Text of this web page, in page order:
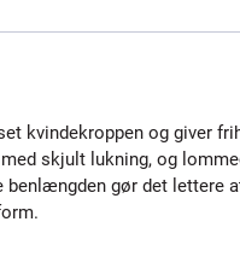
kvindekroppen og giver
skjult lukning, og
gør det lettere